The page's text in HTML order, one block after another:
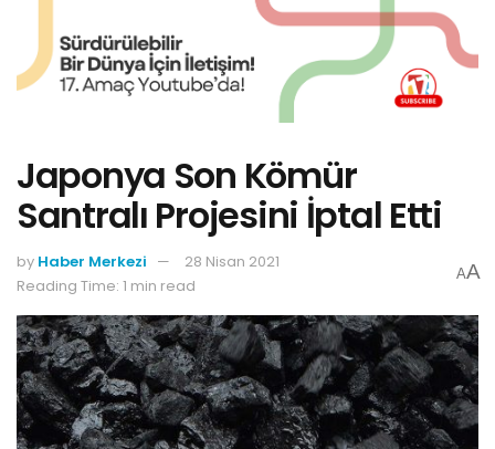
Japonya Son Kömür
Santralı Projesini İptal Etti
by Haber Merkezi
28 Nisan 2021
Reading Time: 1 min read
AA